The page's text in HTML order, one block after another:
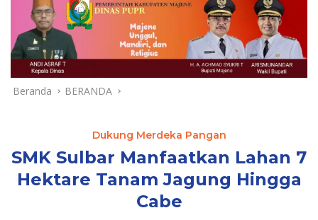
Beranda BERANDA
Dukung Merdeka Pangan
SMK Sulbar Manfaatkan Lahan 7
Hektare Tanam Jagung Hingga
Cabe